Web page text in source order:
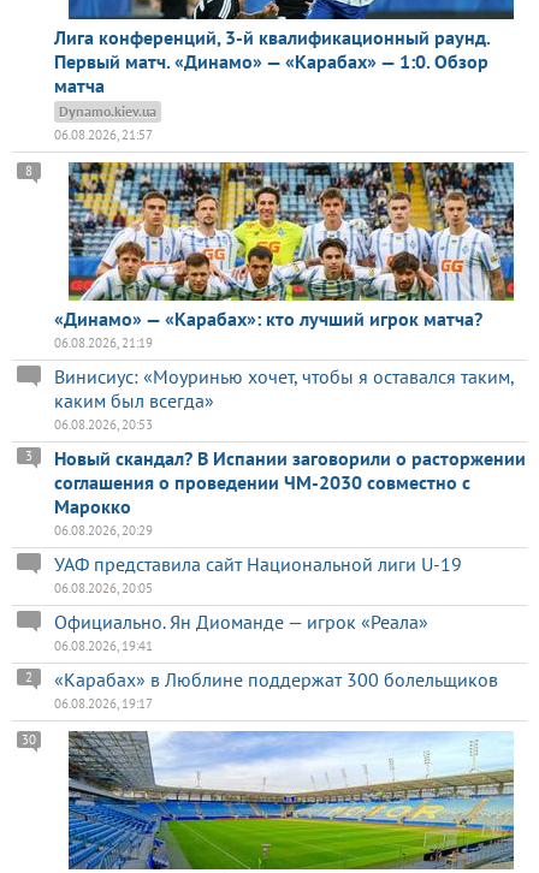
Лига конференций, 3-й квалификационный раунд.
Первый матч. «Динамо» — «Карабах» — 1:0. Обзор
матча
Dynamo.kiev.ua
06.08.2026, 21:57
«Динамо» — «Карабах»: кто лучший игрок матча?
8
06.08.2026, 21:19
Винисиус: «Моуринью хочет, чтобы я оставался таким,
каким был всегда»
06.08.2026, 20:53
Новый скандал? В Испании заговорили о расторжении
соглашения о проведении ЧМ-2030 совместно с
Марокко
3
06.08.2026, 20:29
УАФ представила сайт Национальной лиги U-19
06.08.2026, 20:05
Официально. Ян Диоманде — игрок «Реала»
06.08.2026, 19:41
«Карабах» в Люблине поддержат 300 болельщиков
2
06.08.2026, 19:17
30